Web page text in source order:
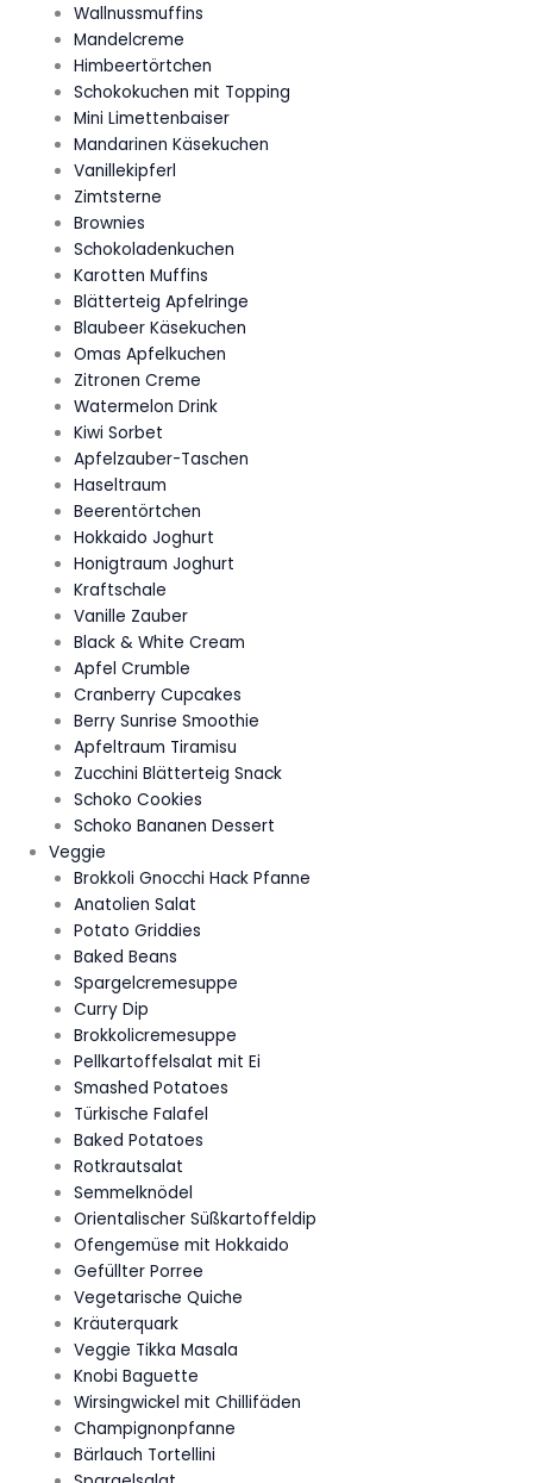
Wallnussmuffins
Mandelcreme
Himbeertörtchen
Schokokuchen mit Topping
Mini Limettenbaiser
Mandarinen Käsekuchen
Vanillekipferl
Zimtsterne
Brownies
Schokoladenkuchen
Karotten Muffins
Blätterteig Apfelringe
Blaubeer Käsekuchen
Omas Apfelkuchen
Zitronen Creme
Watermelon Drink
Kiwi Sorbet
Apfelzauber-Taschen
Haseltraum
Beerentörtchen
Hokkaido Joghurt
Honigtraum Joghurt
Kraftschale
Vanille Zauber
Black & White Cream
Apfel Crumble
Cranberry Cupcakes
Berry Sunrise Smoothie
Apfeltraum Tiramisu
Zucchini Blätterteig Snack
Schoko Cookies
Schoko Bananen Dessert
Veggie
Brokkoli Gnocchi Hack Pfanne
Anatolien Salat
Potato Griddies
Baked Beans
Spargelcremesuppe
Curry Dip
Brokkolicremesuppe
Pellkartoffelsalat mit Ei
Smashed Potatoes
Türkische Falafel
Baked Potatoes
Rotkrautsalat
Semmelknödel
Orientalischer Süßkartoffeldip
Ofengemüse mit Hokkaido
Gefüllter Porree
Vegetarische Quiche
Kräuterquark
Veggie Tikka Masala
Knobi Baguette
Wirsingwickel mit Chillifäden
Champignonpfanne
Bärlauch Tortellini